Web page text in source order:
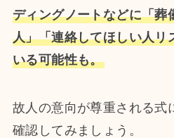
ディングノートなどに「葬
人」「連絡してほしい人リ
いる可能性も。
故人の意向が尊重される式
確認してみましょう。